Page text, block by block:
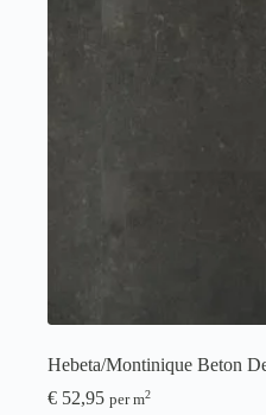
Hebeta/Montinique Beton
€ 52,95 per m2